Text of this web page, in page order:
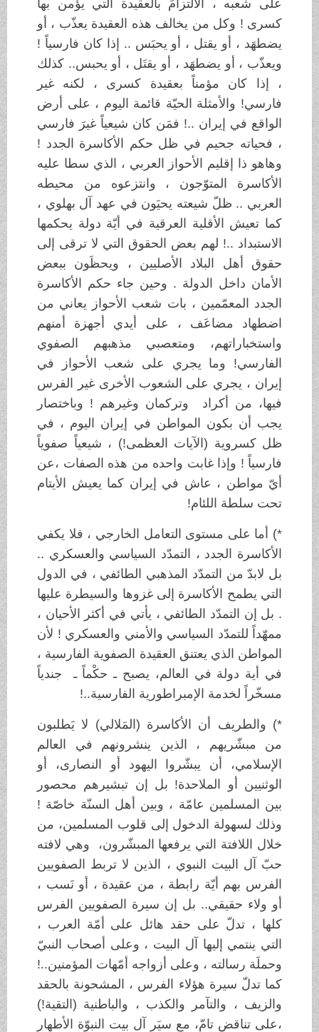
على شعبه ، الالتزامَ بالعقيدة التي يؤمن بها
كسرى ! وكل من يخالف هذه العقيدة يعذّب ، أو
يضطهَد ، أو يقتل ، أو يحبَس .. إذا كان فارسياً !
ويعذّب ، أو يضطهَد ، أو يقتَل ، أو يحبس.. كذلك
، إذا كان مؤمناً بعقيدة كسرى ، لكنه غير
فارسي! والأمثلة الحيّة قائمة اليوم ، على أرض
الواقع في إيران ..! فمَن كان شيعياً غيرَ فارسي
، فحياته جحيم في ظل حكم الأكاسرة الجدد !
وهاهو ذا إقليم الأحواز العربي ، الذي سطا عليه
الأكاسرة المتوّجون ، وانتزعوه من محيطه
العربي .. ظلّ شيعته يحيَون في عهد آل بهلوي ،
كما تعيش الأقلية العرقية في أيّة دولة يحكمها
الاستبداد ..! لهم بعض الحقوق التي لا ترقى إلى
حقوق أهل البلاد الأصليين ، ويحظَون ببعض
الأمان داخل الدولة . وحين جاء حكم الأكاسرة
الجدد المعمّمين ، بات شعب الأحواز يعاني من
اضطهاد مضاعَف ، على أيدي أجهزة أمنهم
واستخباراتهم، ومتعصبي مذهبهم الصفوي
الفارسي! وما يجري على شعب الأحواز في
إيران ، يجري على الشعوب الأخرى غير الفرس
فيها، من أكراد وتركمان وغيرهم ! وباختصار
يجب أن بكون المواطن في إيران اليوم ، في
ظل كسروية (الآيات العظمى!) ، شيعياً صفوياً
فارسياً ! وإذا غابت واحده من هذه الصفات ،عن
أيّ مواطن ، عاش في إيران كما يعيش الأيتام
تحت سلطة اللئام!
*) أما على مستوى التعامل الخارجي ، فلا يكفي
الأكاسرة الجدد ، التمدّد السياسي والعسكري ..
بل لابدّ من التمدّد المذهبي الطائفي ، في الدول
التي يطمح الأكاسرة إلى غزوها والسيطرة عليها
. بل إن التمدّد الطائفي ، يأتي في أكثر الأحيان ،
ممهّداً للتمدّد السياسي والأمني والعسكري ! لأن
المواطن الذي يعتنق العقيدة الصفوية الفارسية ،
في أية دولة في العالم، يصبح ـ حكْماً ـ جندياً
مسخّراً لخدمة الإمبراطورية الفارسية..!
*) والطريف أن الأكاسرة (المَلالي) لا يَطلبون
من مبشّريهم ، الذين ينشرونهم في العالم
الإسلامي، أن يبشّروا اليهود أو النصارى، أو
الوثنيين أو الملاحدة! بل إن تبشيرهم محصور
بين المسلمين عامّة ، وبين أهل السنّة خاصّة !
وذلك لسهولة الدخول إلى قلوب المسلمين، من
خلال اللافتة التي يرفعها المبشّرون، وهي لافته
حبّ آل البيت النبوي ، الذين لا تربط الصفويين
الفرس بهم أيّة رابطة ، من عقيدة ، أو نَسب ،
أو ولاء حقيقي.. بل إن سيرة الصفويين الفرس
كلها ، تدلّ على حقد هائل على أمّة العرب ،
التي ينتمي إليها آل البيت ، وعلى أصحاب النبيّ
وحملَة رسالته ، وعلى أزواجه أمّهات المؤمنين..!
كما تدلّ سيرة هؤلاء الفرس ، المشحونة بالحقد
والزيف ، والتآمر والكذب ، والباطنية (التقية!)
،على تناقض تامّ، مع سيَر آل بيت النبوّة الأطهار